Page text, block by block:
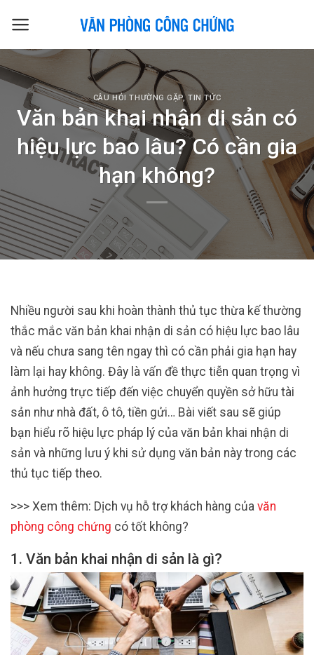
CÂU HỎI THƯỜNG GẶP,TIN TỨC
Văn bản khai nhận di sản có
hiệu lực bao lâu? Có cần gia
hạn không?
Nhiều người sau khi hoàn thành thủ tục thừa kế thường
thắc mắc văn bản khai nhận di sản có hiệu lực bao lâu
và nếu chưa sang tên ngay thì có cần phải gia hạn hay
làm lại hay không. Đây là vấn đề thực tiễn quan trọng vì
ảnh hưởng trực tiếp đến việc chuyển quyền sở hữu tài
sản như nhà đất, ô tô, tiền gửi… Bài viết sau sẽ giúp
bạn hiểu rõ hiệu lực pháp lý của văn bản khai nhận di
sản và những lưu ý khi sử dụng văn bản này trong các
thủ tục tiếp theo.
>>> Xem thêm: Dịch vụ hỗ trợ khách hàng của văn
phòng công chứng có tốt không?
1. Văn bản khai nhận di sản là gì?